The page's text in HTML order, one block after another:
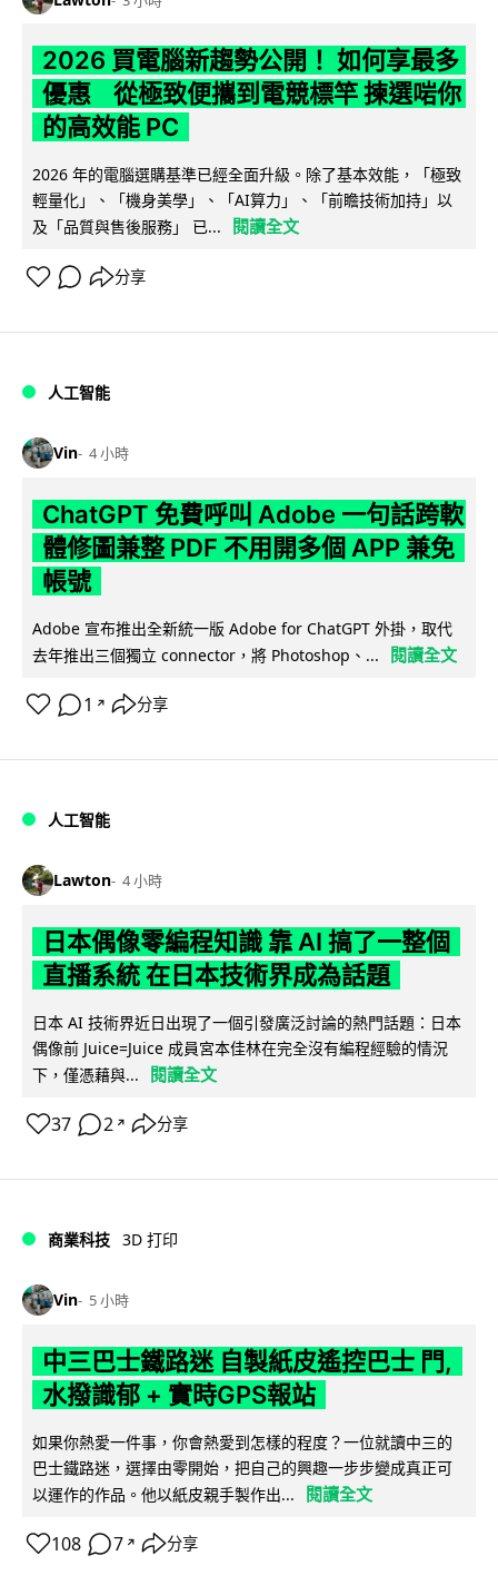
2026 買電腦新趨勢公開！ 如何享最多
優惠 從極致便攜到電競標竿 揀選啱你
的高效能 PC
2026 年的電腦選購基準已經全面升級。除了基本效能，「極致
輕量化」、「機身美學」、「AI算力」、「前瞻技術加持」以
及「品質與售後服務」 已...
閱讀全文
分享
人工智能
Vin 4 小時
ChatGPT 免費呼叫 Adobe 一句話跨軟
體修圖兼整 PDF 不用開多個 APP 兼免
帳號
Adobe 宣布推出全新統一版 Adobe for ChatGPT 外掛，取代
去年推出三個獨立 connector，將 Photoshop、...
閱讀全文
1 ↗ 分享
人工智能
Lawton 4 小時
日本偶像零編程知識 靠 AI 搞了一整個
直播系統 在日本技術界成為話題
日本 AI 技術界近日出現了一個引發廣泛討論的熱門話題：日本
偶像前 Juice=Juice 成員宮本佳林在完全沒有編程經驗的情況
下，僅憑藉與...
閱讀全文
37 2 ↗ 分享
商業科技 3D 打印
Vin 5 小時
中三巴士鐵路迷 自製紙皮遙控巴士 門,
水撥識郁 + 實時GPS報站
如果你熱愛一件事，你會熱愛到怎樣的程度？一位就讀中三的
巴士鐵路迷，選擇由零開始，把自己的興趣一步步變成真正可
以運作的作品。他以紙皮親手製作出...
閱讀全文
108 7 ↗ 分享